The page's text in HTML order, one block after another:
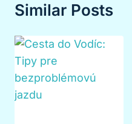
Similar Posts